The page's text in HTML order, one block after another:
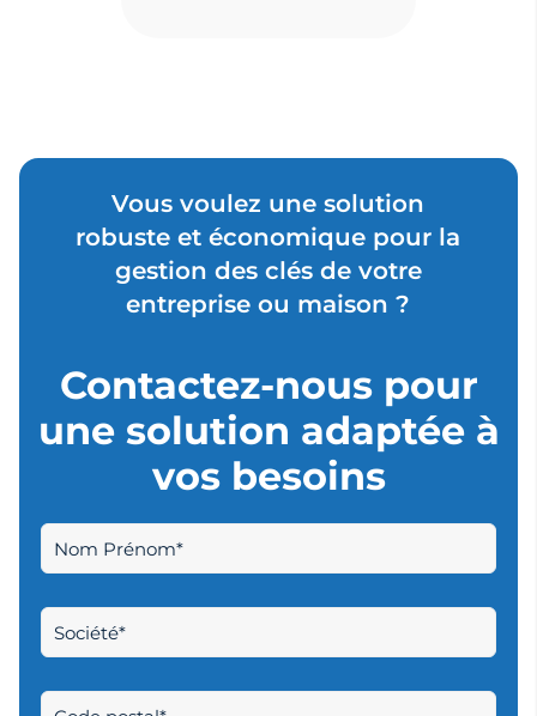
Vous voulez une solution
robuste et économique pour la
gestion des clés de votre
entreprise ou maison ?
Contactez-nous pour
une solution adaptée à
vos besoins